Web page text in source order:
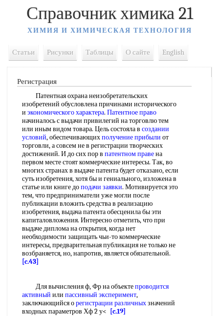
Справочник химика 21
ХИМИЯ И ХИМИЧЕСКАЯ ТЕХНОЛОГИЯ
Статьи Рисунки Таблицы О сайте English
Регистрация
Патентная охрана неизобретательских
изобретений обусловлена причинами исторического
и экономического характера. Патентное право
начиналось с выдачи привилегий на торговлю тем
или иным видом товара. Цель состояла в создании
условий, обеспечивающихполучение прибыли от
торговли, а совсем не в регистрации творческих
достижений. И до сих пор в патентном правена
первом месте стоят коммерческие интересы. Так, во
многих странах в выдаче патента будет отказано, если
суть изобретения, хотя бы и гениального, изложена в
статье или книге доподачи заявки. Мотивируется это
тем, что предприниматели уже могли после
публикации вложить средства в реализацию
изобретения, выдача патента обесценила бы эти
капиталовложения. Интересно отметить, что при
выдаче диплома на открытия, когда нет
необходимости защищать чьи-то коммерческие
интересы, предварительная публикация не только не
возбраняется, но, напротив, является обязательной.
[c.43]
Для вычисления ф, Фр на объектепроводится
активный или пассивный эксперимент,
заключающийся орегистрации различныхзначений
входных параметров Хф 2 у<
[c.19]